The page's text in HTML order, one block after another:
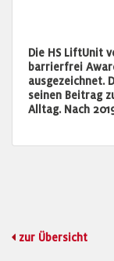
Die HS LiftUnit
barrierfrei
ausgezeichnet.
seinen Beitrag
Alltag. Nach
zur Übersicht